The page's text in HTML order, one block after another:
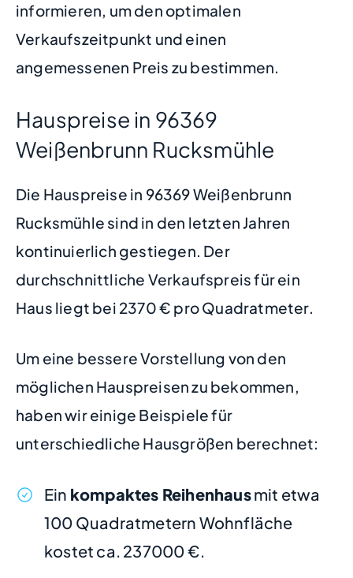
informieren, um den optimalen
Verkaufszeitpunkt und einen
angemessenen Preis zu bestimmen.
Hauspreise in 96369
Weißenbrunn Rucksmühle
Die Hauspreise in 96369 Weißenbrunn
Rucksmühle sind in den letzten Jahren
kontinuierlich gestiegen. Der
durchschnittliche Verkaufspreis für ein
Haus liegt bei 2370 € pro Quadratmeter.
Um eine bessere Vorstellung von den
möglichen Hauspreisen zu bekommen,
haben wir einige Beispiele für
unterschiedliche Hausgrößen berechnet:
Ein kompaktes Reihenhausmit etwa
100 Quadratmetern Wohnfläche
kostet ca. 237000 €.